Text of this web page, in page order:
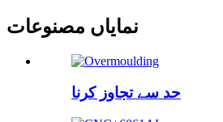
نمایاں مصنوعات
حد سے تجاوز کرنا